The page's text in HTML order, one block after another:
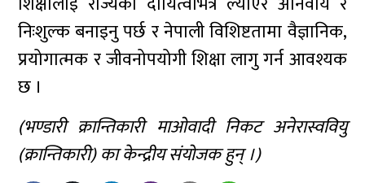
निःशुल्क बनाइनु पर्छ र नेपाली विशिष्टतामा वैज्ञानिक,
प्रयोगात्मक र जीवनोपयोगी शिक्षा लागु गर्न आवश्यक
छ ।
(भण्डारी क्रान्तिकारी माओवादी निकट अनेरास्ववियु
(क्रान्तिकारी) का केन्द्रीय संयोजक हुन् ।)